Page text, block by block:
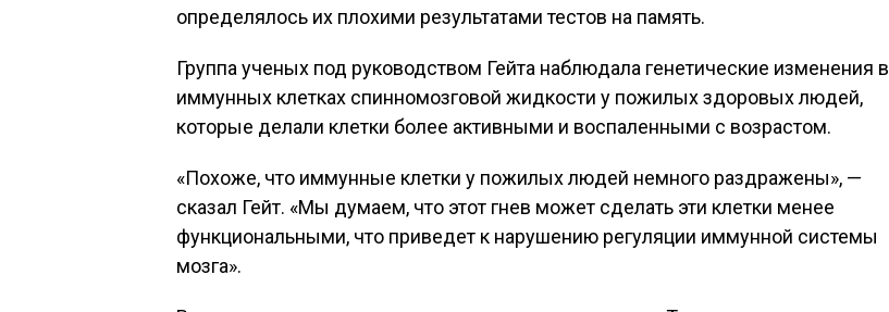
определялось их плохими результатами тестов на память.
Группа ученых под руководством Гейта наблюдала генетические изменения в
иммунных клетках спинномозговой жидкости у пожилых здоровых людей,
которые делали клетки более активными и воспаленными с возрастом.
«Похоже, что иммунные клетки у пожилых людей немного раздражены», —
сказал Гейт. «Мы думаем, что этот гнев может сделать эти клетки менее
функциональными, что приведет к нарушению регуляции иммунной системы
мозга».